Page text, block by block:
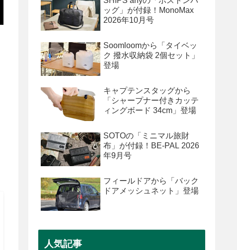
ッグ」が付録！MonoMax
2026年10月号
Soomloomから「タイベッ
ク 撥水収納袋 2個セット」
登場
キャプテンスタッグから
「シャープナー付きカッテ
ィングボード 34cm」登場
SOTOの「ミニマル旅財
布」が付録！BE-PAL 2026
年9月号
フィールドアから「バック
ドアメッシュネット」登場
人気記事